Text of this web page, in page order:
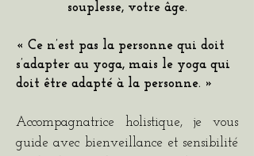
souplesse, votre âge.
« Ce n’est pas la personne qui doit
s’adapter au yoga, mais le yoga qui
doit être adapté à la personne. »
Accompagnatrice holistique, je vous
guide avec bienveillance et sensibilité